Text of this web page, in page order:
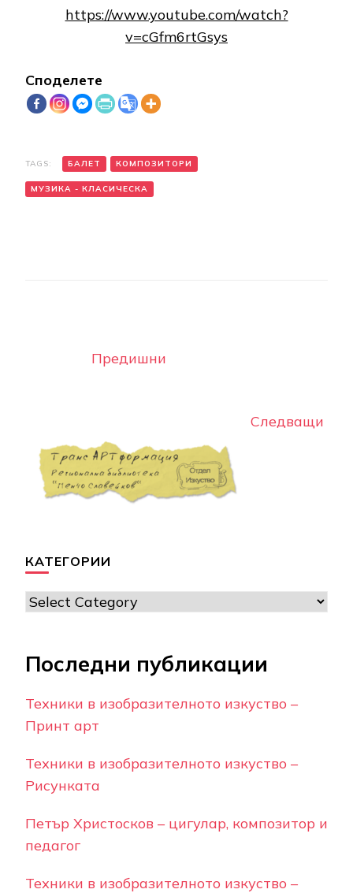
https://www.youtube.com/watch?
v=cGfm6rtGsys
Споделете
TAGS: БАЛЕТ КОМПОЗИТОРИ
МУЗИКА - КЛАСИЧЕСКА
Navigation
КАТЕГОРИИ
Категории
Последни публикации
Техники в изобразителното изкуство –
Принт арт
Техники в изобразителното изкуство –
Рисунката
Петър Христосков – цигулар, композитор и
педагог
Техники в изобразителното изкуство –